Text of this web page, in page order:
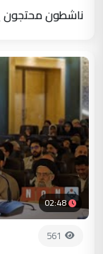
ناشطون محتجون
02:48
561